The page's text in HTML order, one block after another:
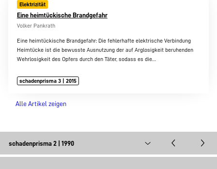
Elektrizität
Eine heimtückische Brandgefahr
Volker Pankrath
Eine heimtückische Brandgefahr: Die fehlerhafte elektrische Verbindung
Heimtücke ist die bewusste Ausnutzung der auf Arglosigkeit beruhenden
Wehrlosigkeit des Opfers durch den Täter, sodass es die…
schadenprisma 3 | 2015
Alle Artikel zeigen